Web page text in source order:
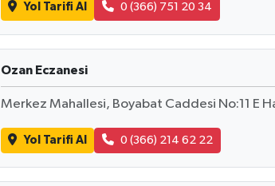
Yol Tarifi Al 0 (366) 751 20 34
Ozan Eczanesi
Merkez Mahallesi, Boyabat Caddesi No:11 E
Yol Tarifi Al 0 (366) 214 62 22